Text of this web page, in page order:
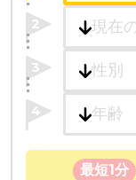
2
3
4
最短1分